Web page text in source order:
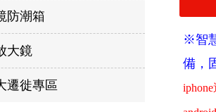
防潮箱
大鏡
遷徙專區
※智
備，